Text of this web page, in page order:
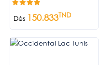
Dès 150.833TND